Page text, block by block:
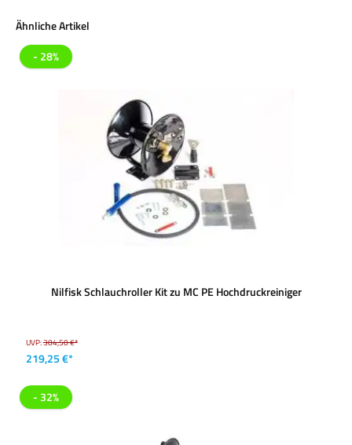
Produktgalerie überspringen
Ähnliche Artikel
- 28%
Nilfisk Schlauchroller Kit zu MC PE Hochdruckreiniger
UVP:304,50 €*
219,25 €*
- 32%